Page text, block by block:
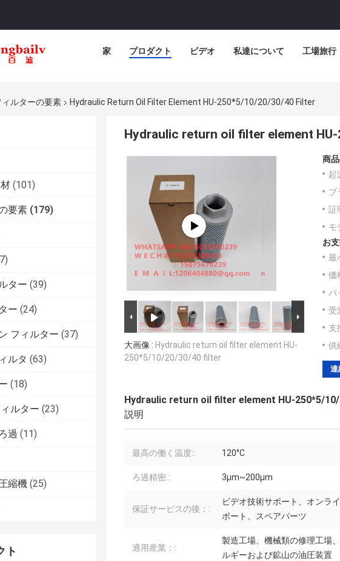
家 プロダクト ビデオ 私達について 工場旅行
ルターの要素 Hydraulic Return Oil Filter Element HU-250*5/10/20/30/40 Filter
(101)
要素 (179)
ター (39)
ー (24)
フィルター (37)
ルタ (63)
(18)
ルター (23)
過 (11)
縮機 (25)
ト
Hydraulic return oil filter element
大画像 : Hydraulic return oil filter element HU-
250*5/10/20/30/40 filter
商
起
ブ
証
モ
お
最
価
パ
受
支
供
連
Hydraulic return oil filter element HU-250*5/
説明
最高の働く温度:: 120°C
ろ過精密:: 3μm~200μm
保証サービスの後：:
ビデオ技術サポート、オンラ
ポート、スペアパーツ
適用産業：:
製造工場、機械類の修理工場
ルギーおよび鉱山の油圧装置
D1 (мм): 159.000 D2 (мм): 133.000 D3 (мм): 101.000